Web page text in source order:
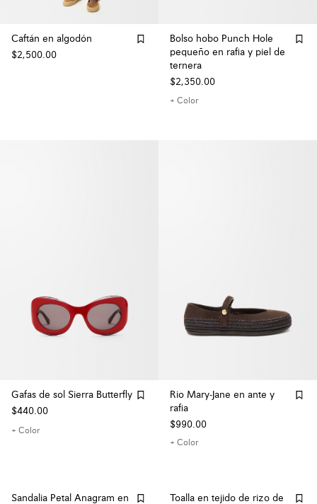
Caftán en algodón
$2,500.00
Bolso hobo Punch Hole
pequeño en rafia y piel de
ternera
$2,350.00
+ Color
Gafas de sol Sierra Butterfly
$440.00
+ Color
Rio Mary-Jane en ante y
rafia
$990.00
+ Color
Sandalia Petal Anagram en
Toalla en tejido de rizo de